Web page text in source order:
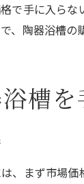
長く愛
陶器浴槽アウ
アウト
陶器浴
で手に入ら
、陶器浴槽の
槽
、まず市場